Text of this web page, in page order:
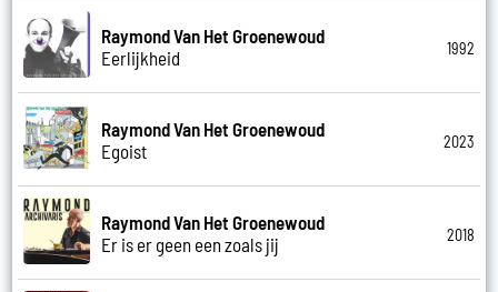
Raymond Van Het Groenewoud
Eerlijkheid
1992
Raymond Van Het Groenewoud
Egoist
2023
Raymond Van Het Groenewoud
Er is er geen een zoals jij
2018